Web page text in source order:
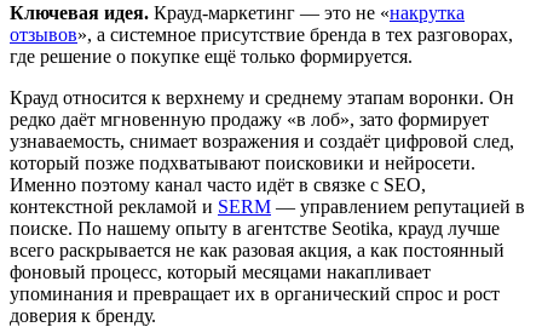
Ключевая идея. Крауд-маркетинг — это не «накрутка
отзывов», а системное присутствие бренда в тех разговорах,
где решение о покупке ещё только формируется.
Крауд относится к верхнему и среднему этапам воронки. Он
редко даёт мгновенную продажу «в лоб», зато формирует
узнаваемость, снимает возражения и создаёт цифровой след,
который позже подхватывают поисковики и нейросети.
Именно поэтому канал часто идёт в связке с SEO,
контекстной рекламой и SERM — управлением репутацией в
поиске. По нашему опыту в агентстве Seotika, крауд лучше
всего раскрывается не как разовая акция, а как постоянный
фоновый процесс, который месяцами накапливает
упоминания и превращает их в органический спрос и рост
доверия к бренду.